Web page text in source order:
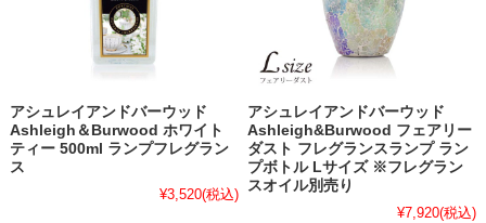
アシュレイアンドバーウッド
Ashleigh＆Burwood ホワイト
ティー 500ml ランプフレグラン
ス
¥3,520(税込)
アシュレイアンドバーウッド
Ashleigh&Burwood フェアリー
ダスト フレグランスランプ ラン
プボトル Lサイズ ※フレグラン
スオイル別売り
¥7,920(税込)